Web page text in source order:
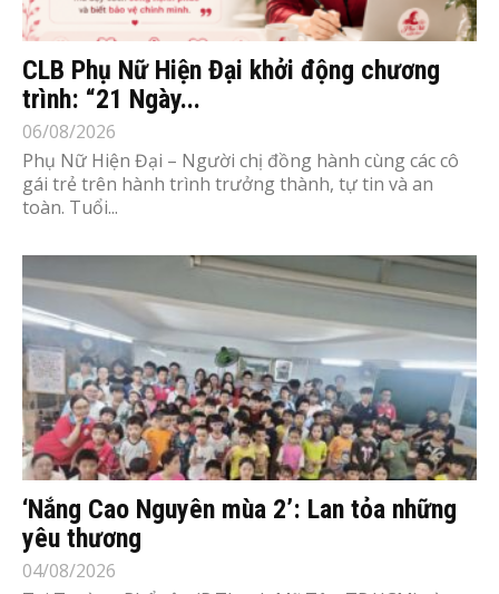
CLB Phụ Nữ Hiện Đại khởi động chương
trình: “21 Ngày...
06/08/2026
Phụ Nữ Hiện Đại – Người chị đồng hành cùng các cô
gái trẻ trên hành trình trưởng thành, tự tin và an
toàn. Tuổi...
‘Nắng Cao Nguyên mùa 2’: Lan tỏa những
yêu thương
04/08/2026